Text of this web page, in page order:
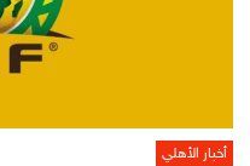
أخبار الأهلي